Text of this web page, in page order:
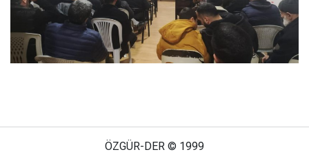
ÖZGÜR-DER © 1999